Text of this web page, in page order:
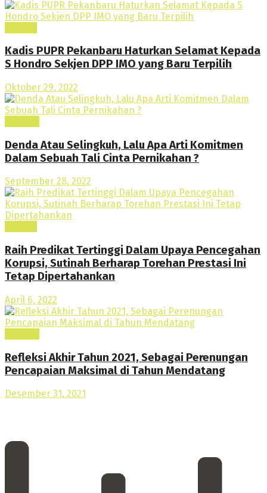
Kadis PUPR Pekanbaru Haturkan Selamat Kepada
S Hondro Sekjen DPP IMO yang Baru Terpilih
Oktober 29, 2022
Denda Atau Selingkuh, Lalu Apa Arti Komitmen
Dalam Sebuah Tali Cinta Pernikahan ?
September 28, 2022
Raih Predikat Tertinggi Dalam Upaya Pencegahan
Korupsi, Sutinah Berharap Torehan Prestasi Ini
Tetap Dipertahankan
April 6, 2022
Refleksi Akhir Tahun 2021, Sebagai Perenungan
Pencapaian Maksimal di Tahun Mendatang
Desember 31, 2021